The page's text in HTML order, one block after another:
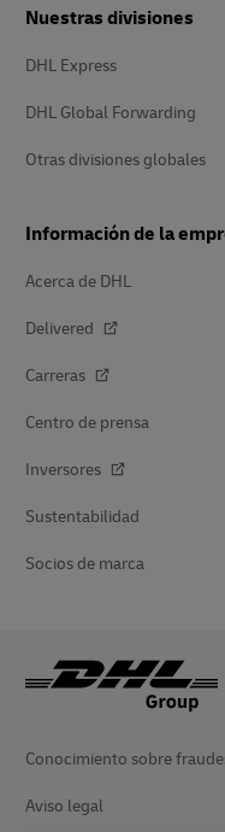
Nuestras divisiones
DHL Express
DHL Global Forwarding
Otras divisiones globales
Información de la
Acerca de DHL
Delivered
Carreras
Centro de prensa
Inversores
Sustentabilidad
Socios de marca
Conocimiento sobre
Aviso legal